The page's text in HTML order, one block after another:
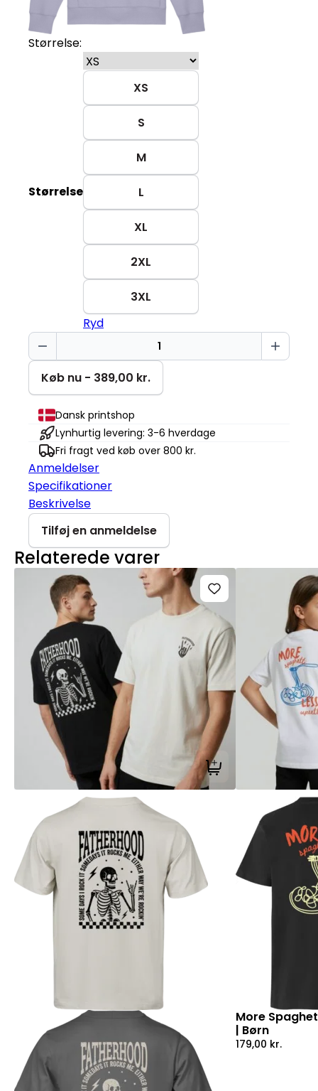
Størrelse:
Størrelse
XS
S
M
L
XL
2XL
3XL
Ryd
Død
men
julet
Cruiser
2.0
antal
Køb nu - 389,00 kr.
Dansk printshop
Lynhurtig levering: 3-6 hverdage
Fri fragt ved køb over 800 kr.
Anmeldelser
Specifikationer
Beskrivelse
Tilføj en anmeldelse
Relaterede varer
Tilføj til kurv
More
| Børn
179,00 kr.